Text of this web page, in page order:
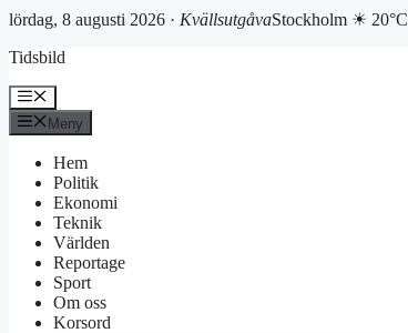
lördag, 8 augusti 2026 · KvällsutgåvaStockholm ☀ 20°C
till
Tidsbild
Meny
Meny
Hem
Politik
Ekonomi
Teknik
Världen
Reportage
Sport
Om oss
Korsord